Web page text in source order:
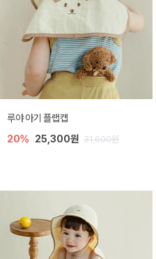
루야 아기 플랩캡
20% 25,300원 31,600원